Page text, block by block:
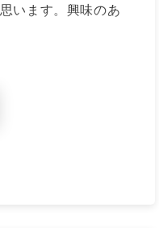
います。興味のあ